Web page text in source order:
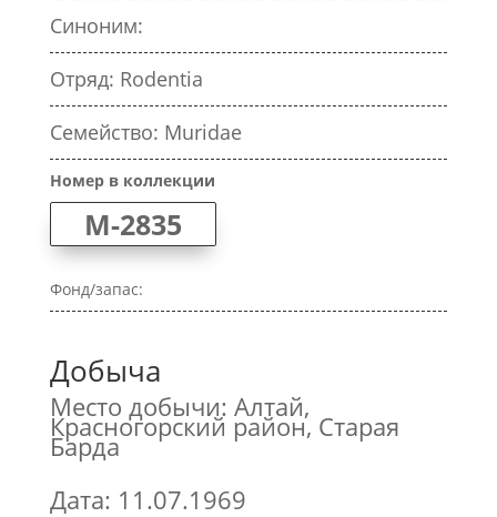
Синоним:
Отряд: Rodentia
Семейство: Muridae
Номер в коллекции
M-2835
Фонд/запас:
Добыча
Место добычи: Алтай,
Красногорский район, Старая
Барда
Дата: 11.07.1969